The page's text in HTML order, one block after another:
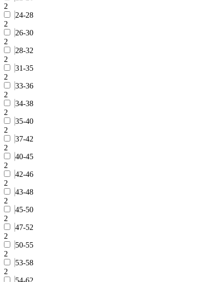
2
24-28
2
26-30
2
28-32
2
31-35
2
33-36
2
34-38
2
35-40
2
37-42
2
40-45
2
42-46
2
43-48
2
45-50
2
47-52
2
50-55
2
53-58
2
54-62